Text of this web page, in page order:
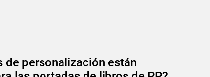
de personalización están